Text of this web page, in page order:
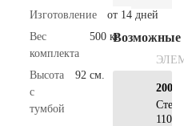
Изготовление
от 14 дней
Вес
комплекта
500 кг.
Высота
с
тумбой
92 см.
Возможные